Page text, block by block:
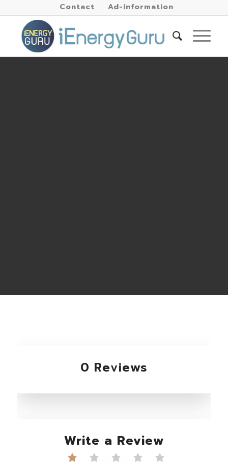
Contact Ad-information
0 Reviews
Write a Review